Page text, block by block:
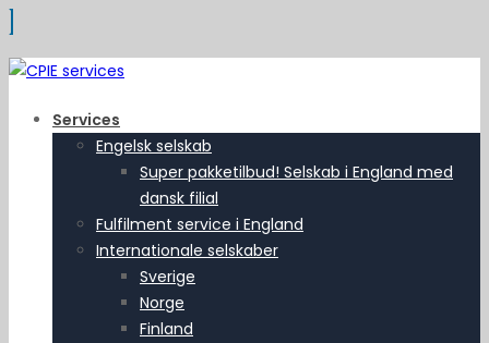
Services
Engelsk selskab
Super pakketilbud! Selskab i England med
dansk filial
Fulfilment service i England
Internationale selskaber
Sverige
Norge
Finland